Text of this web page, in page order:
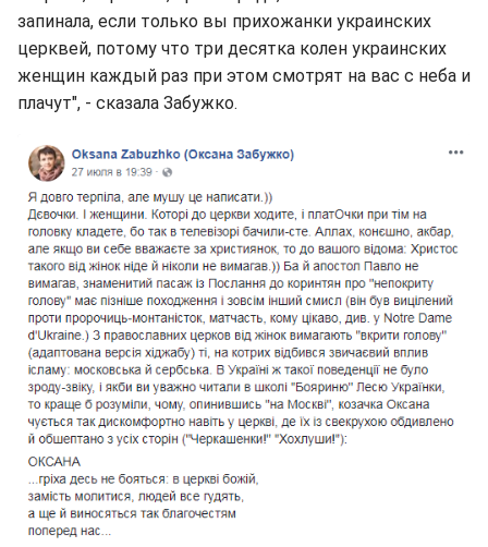
запинала, если только вы прихожанки украинских
церквей, потому что три десятка колен украинских
женщин каждый раз при этом смотрят на вас с неба и
плачут", - сказала Забужко.